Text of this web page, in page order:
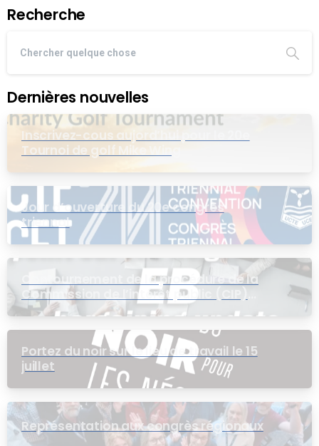
Recherche
Dernières nouvelles
Inscrivez-cous aujord’hui pour le 20e
Tournoi de golf Mike Wing
Jour d’ouverture du 20e congrès
triennal
Contournement de la procédure de la
Commission de l’intérêt public (CIP)
pour le groupe EB
Portez du noir sur le lieu de travail le 15
juillet
Représentation aux congrès régionaux